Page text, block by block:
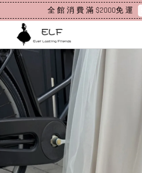
全 館 消 費 滿 $2000免 運